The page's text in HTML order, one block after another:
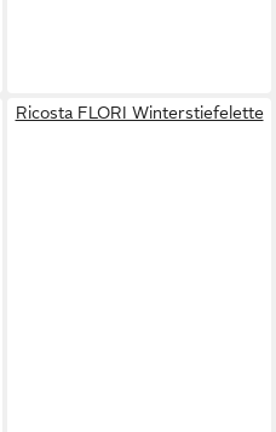
Ricosta FLORI Winterstiefelette